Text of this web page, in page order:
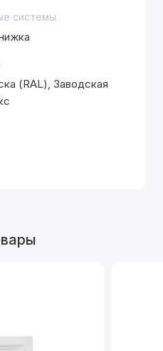
системы
(RAL), Заводская